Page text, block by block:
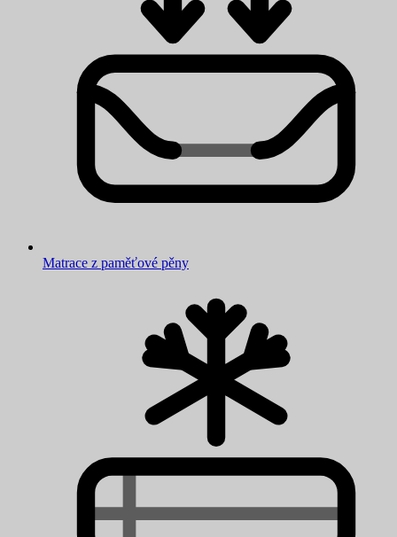
Matrace z paměťové pěny